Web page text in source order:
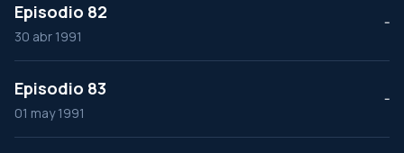
Episodio 82
30 abr 1991
--
Episodio 83
01 may 1991
--